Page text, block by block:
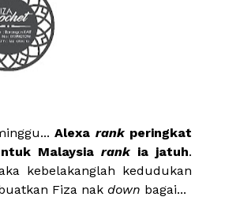
Alexa rankperingkat
Malaysiarank ia jatuh.
kebelakanglah kedudukan
Fiza nak down bagai...